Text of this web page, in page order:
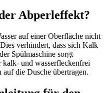
Abperleffekt?
auf einer Oberfläche nicht
verhindert, dass sich Kalk
Spülmaschine sorgt
kalk- und wasserfleckenfrei
die Dusche übertragen.